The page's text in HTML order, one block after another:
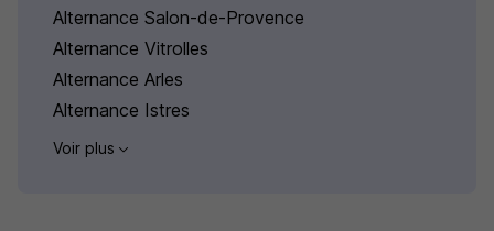
Alternance Salon-de-Provence
Alternance Vitrolles
Alternance Arles
Alternance Istres
Voir plus